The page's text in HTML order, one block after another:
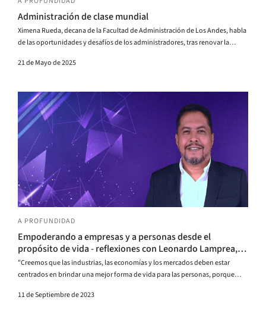
Administración de clase mundial
Ximena Rueda, decana de la Facultad de Administración de Los Andes, habla
de las oportunidades y desafíos de los administradores, tras renovar la
mundo.
21 de Mayo de 2025
A PROFUNDIDAD
Empoderando a empresas y a personas desde el
propósito de vida - reflexiones con Leonardo Lamprea,
egresado Uniandino -
"Creemos que las industrias, las economías y los mercados deben estar
centrados en brindar una mejor forma de vida para las personas, porque
11 de Septiembre de 2023